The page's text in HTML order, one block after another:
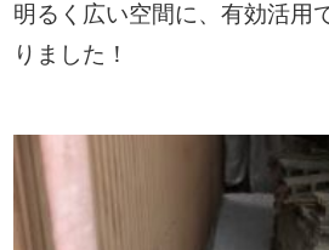
明るく広い空間に、有効活用
りました！